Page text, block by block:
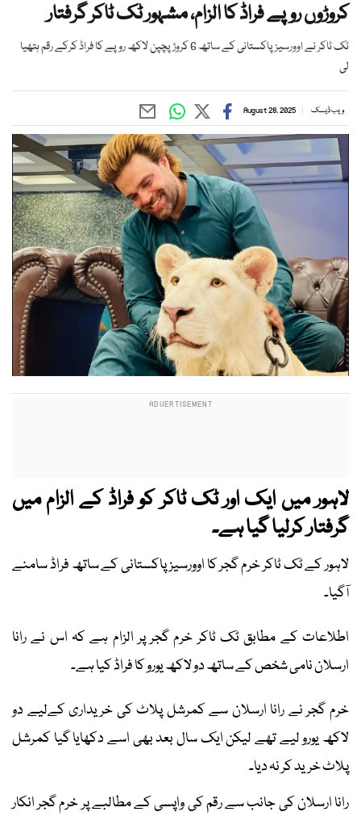
کروڑوں روپے فراڈ کا الزام، مشہور ٹک ٹاکر گرفتار
ٹک ٹاکر نے اوورسیز پاکستانی کے ساتھ 6 کروڑ پچپن لاکھ روپے کا فراڈ کرکے رقم ہتھیا
لی
ویب ڈیسک August 28, 2025
لاہور میں ایک اور ٹک ٹاکر کو فراڈ کے الزام میں
گرفتار کرلیا گیا ہے۔
لاہور کے ٹک ٹاکر خرم گجر کا اوورسیز پاکستانی کے ساتھ فراڈ سامنے
آگیا۔
اطلاعات کے مطابق ٹک ٹاکر خرم گجر پر الزام ہے کہ اس نے رانا
ارسلان نامی شخص کے ساتھ دو لاکھ یورو کا فراڈ کیا ہے۔
خرم گجر نے رانا ارسلان سے کمرشل پلاٹ کی خریداری کےلیے دو
لاکھ یورو لیے تھے لیکن ایک سال بعد بھی اسے دکھایا گیا کمرشل
پلاٹ خرید کر نہ دیا۔
رانا ارسلان کی جانب سے رقم کی واپسی کے مطالبے پر خرم گجر انکار